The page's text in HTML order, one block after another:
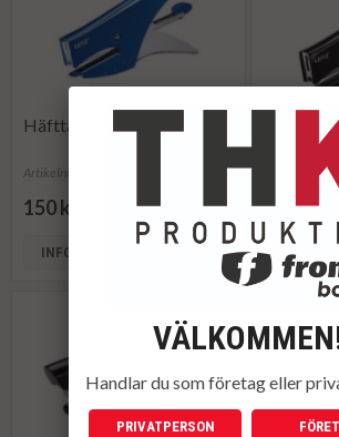
Häfttång LEITZ 5547 blå
Artikelnummer: 177010
150 kr
INFO
150 kr
INFO
Handlar du som företag eller
PRIVATPERSON